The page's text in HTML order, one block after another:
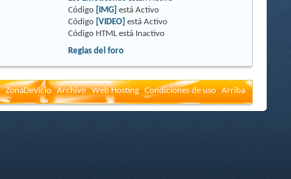
Código [IMG] estáActivo
Código [VIDEO] estáActivo
Código HTML está Inactivo
Reglas del foro
ZonaDeVicio Archivo Web Hosting Condiciones de uso Arriba